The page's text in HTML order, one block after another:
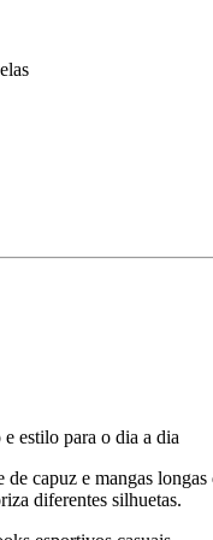
estilo para o dia a dia
capuz e mangas
diferentes silhuetas.